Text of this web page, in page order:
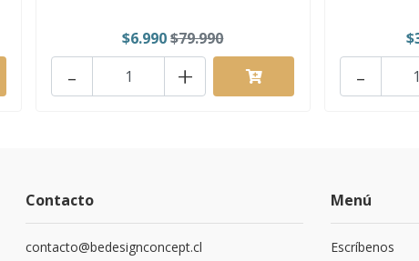
$6.990$79.990
+
- -
Contacto
contacto@bedesignconcept.cl
Menú
Escríbenos